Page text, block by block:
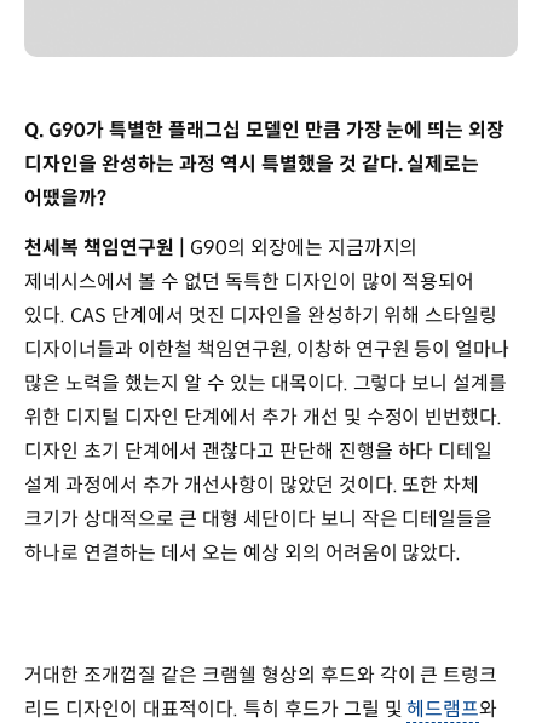
Q. G90가 특별한 플래그십 모델인 만큼 가장 눈에 띄는 외장
디자인을 완성하는 과정 역시 특별했을 것 같다. 실제로는
어땠을까?
천세복 책임연구원 | G90의 외장에는 지금까지의
제네시스에서 볼 수 없던 독특한 디자인이 많이 적용되어
있다. CAS 단계에서 멋진 디자인을 완성하기 위해 스타일링
디자이너들과 이한철 책임연구원, 이창하 연구원 등이 얼마나
많은 노력을 했는지 알 수 있는 대목이다. 그렇다 보니 설계를
위한 디지털 디자인 단계에서 추가 개선 및 수정이 빈번했다.
디자인 초기 단계에서 괜찮다고 판단해 진행을 하다 디테일
설계 과정에서 추가 개선사항이 많았던 것이다. 또한 차체
크기가 상대적으로 큰 대형 세단이다 보니 작은 디테일들을
하나로 연결하는 데서 오는 예상 외의 어려움이 많았다.
거대한 조개껍질 같은 크램쉘 형상의 후드와 각이 큰 트렁크
리드 디자인이 대표적이다. 특히 후드가 그릴 및헤드램프와